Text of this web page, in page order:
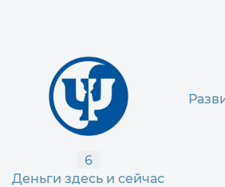
6
Деньги здесь и сейчас